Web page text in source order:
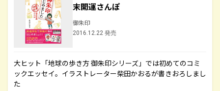
末開運さんぽ
御朱印
2016.12.22 発売
大ヒット「地球の歩き方 御朱印シリーズ」では初めてのコミ
ックエッセイ。イラストレーター柴田かおるが書きおろしまし
た